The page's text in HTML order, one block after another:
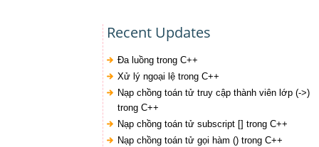
Recent Updates
Đa luồng trong C++
Xử lý ngoại lệ trong C++
Nạp chồng toán tử truy cập thành viên lớp (->)
trong C++
Nạp chồng toán tử subscript [] trong C++
Nạp chồng toán tử gọi hàm () trong C++